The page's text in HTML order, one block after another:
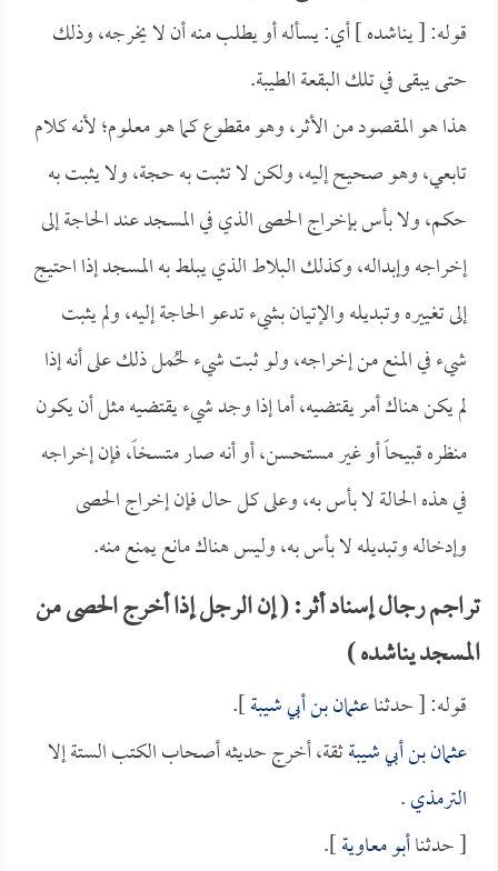
قوله: [ يناشده ] أي: يسأله أو يطلب منه أن لا يخرجه، وذلك
حتى يبقى في تلك البقعة الطيبة.
هذا هو المقصود من الأثر، وهو مقطوع كما هو معلوم؛ لأنه كلام
تابعي، وهو صحيح إليه، ولكن لا تثبت به حجة، ولا يثبت به
حكم، ولا بأس بإخراج الحصى الذي في المسجد عند الحاجة إلى
إخراجه وإبداله، وكذلك البلاط الذي يبلط به المسجد إذا احتيج
إلى تغييره وتبديله والإتيان بشيء تدعو الحاجة إليه، ولم يثبت
شيء في المنع من إخراجه، ولو ثبت شيء لحُمل ذلك على أنه إذا
لم يكن هناك أمر يقتضيه، أما إذا وجد شيء يقتضيه مثل أن يكون
منظره قبيحاً أو غير مستحسن، أو أنه صار متسخاً، فإن إخراجه
في هذه الحالة لا بأس به، وعلى كل حال فإن إخراج الحصى
وإدخاله وتبديله لا بأس به، وليس هناك مانع يمنع منه.
تراجم رجال إسناد أثر: ( إن الرجل إذا أخرج الحصى من
المسجد يناشده )
قوله: [ حدثناعثمان بن أبي شيبة].
عثمان بن أبي شيبةثقة، أخرج حديثه أصحاب الكتب الستة إلا
الترمذي.
[ حدثناأبو معاوية].